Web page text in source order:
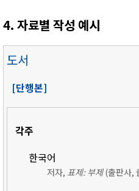
4. 자료별 작성 예시
도서
[단행본]
각주
한국어
저자, 표제: 부제(출판사,